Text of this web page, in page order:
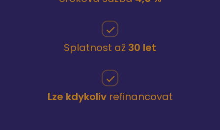
Splatnost až 30 let
Lze kdykolivrefinancovat